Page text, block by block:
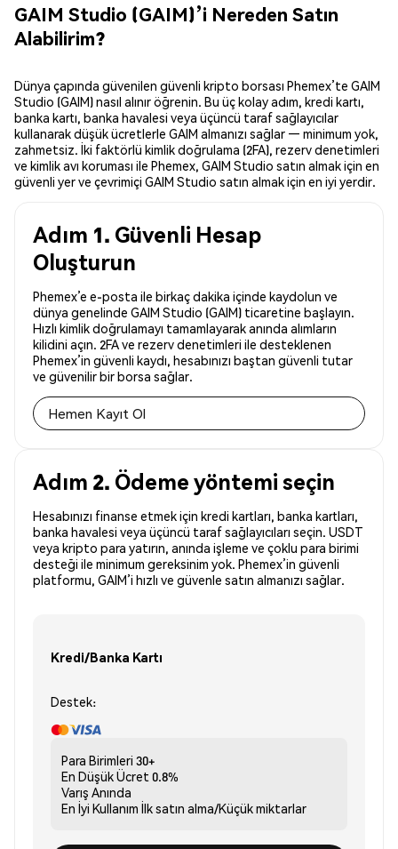
GAIM Studio (GAIM)’i Nereden Satın
Alabilirim?
Dünya çapında güvenilen güvenli kripto borsası Phemex’te GAIM
Studio (GAIM) nasıl alınır öğrenin. Bu üç kolay adım, kredi kartı,
banka kartı, banka havalesi veya üçüncü taraf sağlayıcılar
kullanarak düşük ücretlerle GAIM almanızı sağlar — minimum yok,
zahmetsiz. İki faktörlü kimlik doğrulama (2FA), rezerv denetimleri
ve kimlik avı koruması ile Phemex, GAIM Studio satın almak için en
güvenli yer ve çevrimiçi GAIM Studio satın almak için en iyi yerdir.
Adım 1. Güvenli Hesap
Oluşturun
Phemex’e e-posta ile birkaç dakika içinde kaydolun ve
dünya genelinde GAIM Studio (GAIM) ticaretine başlayın.
Hızlı kimlik doğrulamayı tamamlayarak anında alımların
kilidini açın. 2FA ve rezerv denetimleri ile desteklenen
Phemex’in güvenli kaydı, hesabınızı baştan güvenli tutar
ve güvenilir bir borsa sağlar.
Hemen Kayıt Ol
Adım 2. Ödeme yöntemi seçin
Hesabınızı finanse etmek için kredi kartları, banka kartları,
banka havalesi veya üçüncü taraf sağlayıcıları seçin. USDT
veya kripto para yatırın, anında işleme ve çoklu para birimi
desteği ile minimum gereksinim yok. Phemex’in güvenli
platformu, GAIM’i hızlı ve güvenle satın almanızı sağlar.
Kredi/Banka Kartı
Destek:
Para Birimleri 30+
En Düşük Ücret 0.8%
Varış Anında
En İyi Kullanım İlk satın alma/Küçük miktarlar